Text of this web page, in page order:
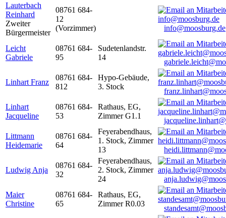
Lauterbach
Reinhard
Zweiter
Bürgermeister
08761 684-
12
(Vorzimmer)
info@moosburg.de
Leicht
Gabriele
08761 684-
95
Sudetenlandstr.
14
Linhart Franz
08761 684-
812
Hypo-Gebäude,
3. Stock
Linhart
Jacqueline
08761 684-
53
Rathaus, EG,
Zimmer G1.1
Littmann
Heidemarie
08761 684-
64
Feyerabendhaus,
1. Stock, Zimmer
13
Ludwig Anja
08761 684-
32
Feyerabendhaus,
2. Stock, Zimmer
24
Maier
Christine
08761 684-
65
Rathaus, EG,
Zimmer R0.03